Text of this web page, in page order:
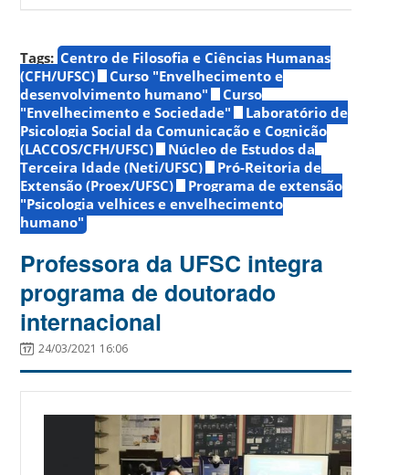
Tags: Centro de Filosofia e Ciências Humanas
(CFH/UFSC)
Curso "Envelhecimento e
desenvolvimento humano"
Curso
"Envelhecimento e Sociedade"
Laboratório de
Psicologia Social da Comunicação e Cognição
(LACCOS/CFH/UFSC)
Núcleo de Estudos da
Terceira Idade (Neti/UFSC)
Pró-Reitoria de
Extensão (Proex/UFSC)
Programa de extensão
"Psicologia velhices e envelhecimento
humano"
Professora da UFSC integra
programa de doutorado
internacional
24/03/2021 16:06